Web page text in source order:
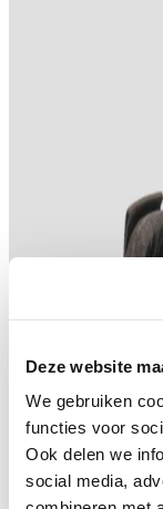
Deze website
We gebruiken
functies voor
Ook delen we
social media,